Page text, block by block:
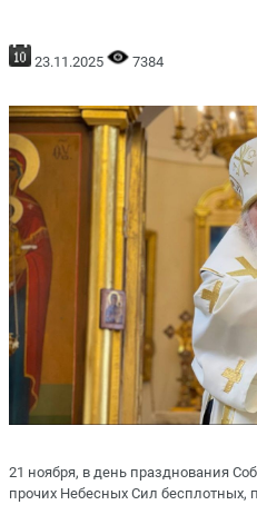
23.11.2025 7384
21 ноября, в день празднования
прочих Небесных Сил бесплотных,